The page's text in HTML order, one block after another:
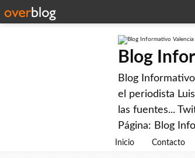
Blog
Blog
el periodista
las fuentes...
Página: Blog
Inicio Contacto